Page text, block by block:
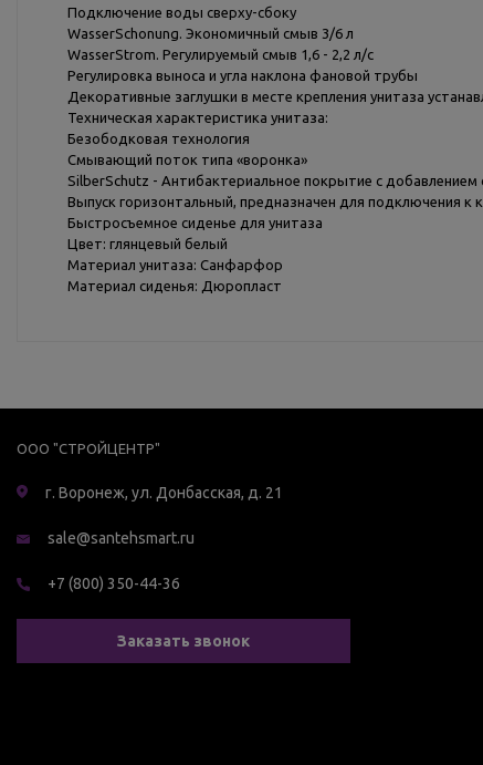
Подключение воды сверху-сбоку
WasserSchonung. Экономичный смыв 3/6 л
WasserStrom. Регулируемый смыв 1,6 - 2,2 л/с
Регулировка выноса и угла наклона фановой трубы
Декоративные заглушки в месте крепления унитаза
Техническая характеристика унитаза:
Безободковая технология
Смывающий поток типа «воронка»
SilberSchutz - Антибактериальное покрытие c добавлением
Выпуск горизонтальный, предназначен для подключения к
Быстросъемное сиденье для унитаза
Цвет: глянцевый белый
Материал унитаза: Санфарфор
Материал сиденья: Дюропласт
ООО "СТРОЙЦЕНТР"
г. Воронеж, ул. Донбасская, д. 21
sale@santehsmart.ru
+7 (800) 350-44-36
Заказать звонок